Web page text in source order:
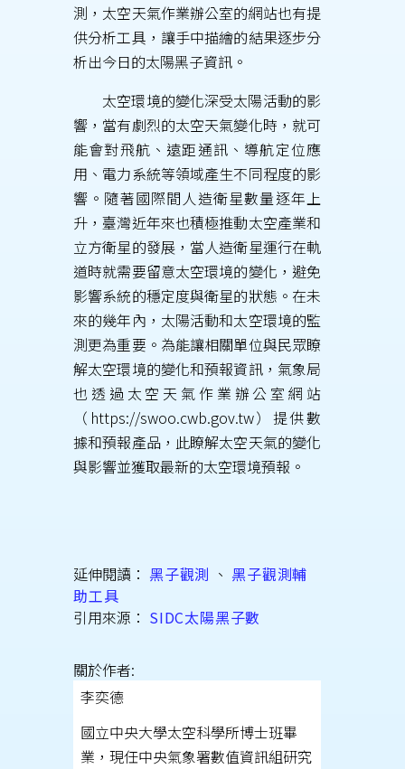
測，太空天氣作業辦公室的網站也有提
供分析工具，讓手中描繪的結果逐步分
析出今日的太陽黑子資訊。
太空環境的變化深受太陽活動的影
響，當有劇烈的太空天氣變化時，就可
能會對飛航、遠距通訊、導航定位應
用、電力系統等領域產生不同程度的影
響。隨著國際間人造衛星數量逐年上
升，臺灣近年來也積極推動太空產業和
立方衛星的發展，當人造衛星運行在軌
道時就需要留意太空環境的變化，避免
影響系統的穩定度與衛星的狀態。在未
來的幾年內，太陽活動和太空環境的監
測更為重要。為能讓相關單位與民眾瞭
解太空環境的變化和預報資訊，氣象局
也透過太空天氣作業辦公室網站
（https://swoo.cwb.gov.tw）提供數
據和預報產品，此瞭解太空天氣的變化
與影響並獲取最新的太空環境預報。
延伸閱讀： 黑子觀測 、 黑子觀測輔
助工具
引用來源： SIDC太陽黑子數
關於作者:
李奕德
國立中央大學太空科學所博士班畢
業，現任中央氣象署數值資訊組研究